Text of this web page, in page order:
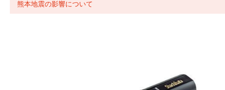
熊本地震の影響について